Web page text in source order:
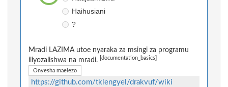
Haihusiani
?
Mradi LAZIMA utoe nyaraka za msingi za programu
iliyozalishwa na mradi.
[documentation_basics]
Onyesha maelezo
https://github.com/tklengyel/drakvuf/wiki